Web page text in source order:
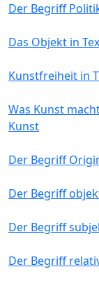
Der Begriff
Das Objekt in
Kunstfreiheit in
Was Kunst
Kunst
Der Begriff
Der Begriff
Der Begriff
Der Begriff